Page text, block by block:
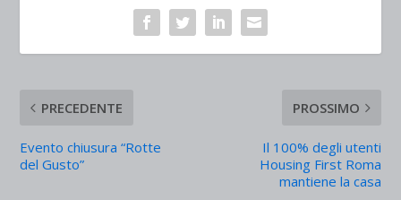
PRECEDENTE
Evento chiusura “Rotte
del Gusto”
PROSSIMO
Il 100% degli utenti
Housing First Roma
mantiene la casa